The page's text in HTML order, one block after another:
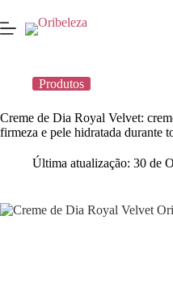
para
o
Produtos
Creme de Dia Royal Velvet:
firmeza e pele hidratada durante
Última atualização: 30 de